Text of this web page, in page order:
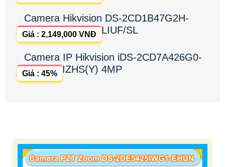
Camera Hikvision DS-2CD1B47G2H-
LIUF/SL
Giá : 2,149,000 VNĐ
Camera IP Hikvision iDS-2CD7A426G0-
IZHS(Y) 4MP
Giá : 45%